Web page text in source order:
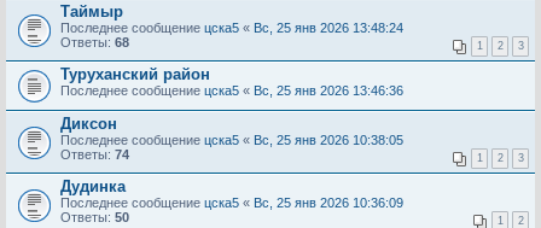
Таймыр
Последнее сообщение цска5 « Вс, 25 янв 2026 13:48:24
Ответы: 68 1 2 3
Туруханский район
Последнее сообщение цска5 « Вс, 25 янв 2026 13:46:36
Диксон
Последнее сообщение цска5 « Вс, 25 янв 2026 10:38:05
Ответы: 74 1 2 3
Дудинка
Последнее сообщение цска5 « Вс, 25 янв 2026 10:36:09
Ответы: 50 1 2